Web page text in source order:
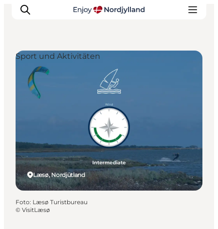
Erlebnisse
Reiseplanung
Veranstaltungen
Für Kinder
Læsø, Nordjütland
Sport und Aktivitäten
Foto: Læsø Turistbureau
© VisitLæsø